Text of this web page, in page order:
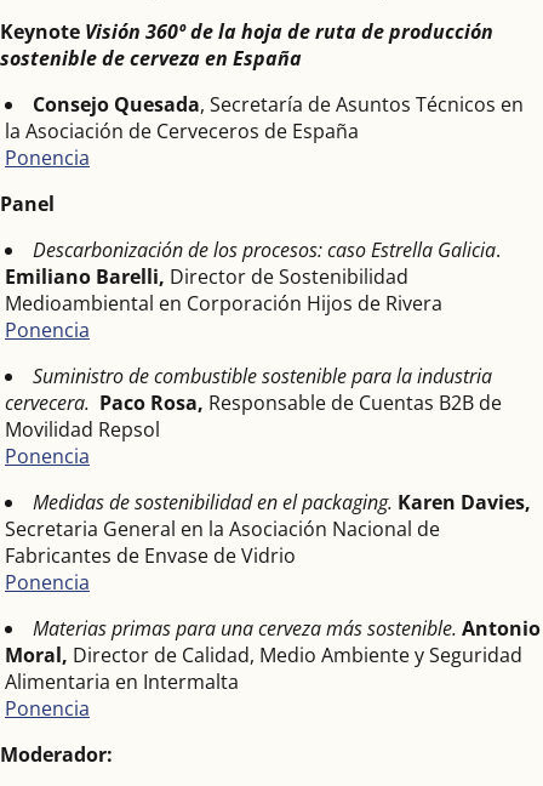
Keynote Visión 360º de la hoja de ruta de producción
sostenible de cerveza en España
Consejo Quesada, Secretaría de Asuntos Técnicos en
la Asociación de Cerveceros de España
Ponencia
Panel
Descarbonización de los procesos: caso Estrella Galicia.
Emiliano Barelli, Director de Sostenibilidad
Medioambiental en Corporación Hijos de Rivera
Ponencia
Suministro de combustible sostenible para la industria
cervecera. Paco Rosa, Responsable de Cuentas B2B de
Movilidad Repsol
Ponencia
Medidas de sostenibilidad en el packaging. Karen Davies,
Secretaria General en la Asociación Nacional de
Fabricantes de Envase de Vidrio
Ponencia
Materias primas para una cerveza más sostenible. Antonio
Moral, Director de Calidad, Medio Ambiente y Seguridad
Alimentaria en Intermalta
Ponencia
Moderador: